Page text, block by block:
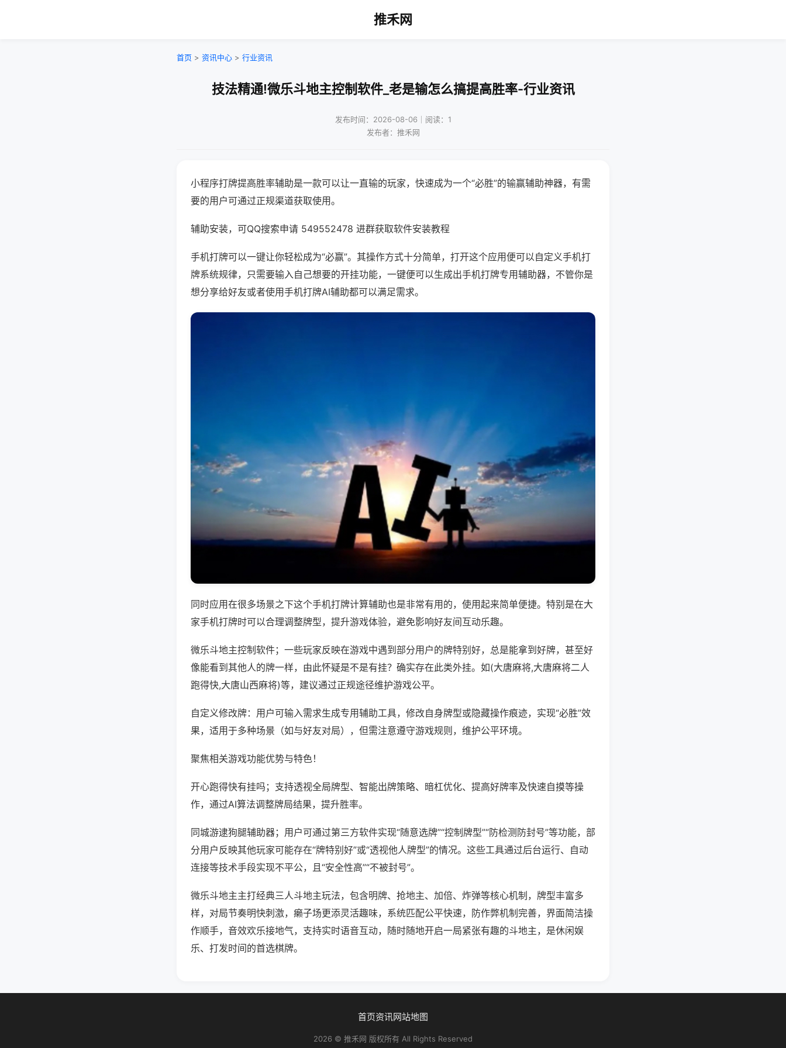
推禾网
首页 > 资讯中心 > 行业资讯
技法精通!微乐斗地主控制软件_老是输怎么搞提高胜率-行业资讯
发布时间：2026-08-06｜阅读：1
发布者：推禾网
小程序打牌提高胜率辅助是一款可以让一直输的玩家，快速成为一个“必胜”的输赢辅助神器，有需
要的用户可通过正规渠道获取使用。
辅助安装，可QQ搜索申请 549552478 进群获取软件安装教程
手机打牌可以一键让你轻松成为“必赢”。其操作方式十分简单，打开这个应用便可以自定义手机打
牌系统规律，只需要输入自己想要的开挂功能，一键便可以生成出手机打牌专用辅助器，不管你是
想分享给好友或者使用手机打牌AI辅助都可以满足需求。
同时应用在很多场景之下这个手机打牌计算辅助也是非常有用的，使用起来简单便捷。特别是在大
家手机打牌时可以合理调整牌型，提升游戏体验，避免影响好友间互动乐趣。
微乐斗地主控制软件；一些玩家反映在游戏中遇到部分用户的牌特别好，总是能拿到好牌，甚至好
像能看到其他人的牌一样，由此怀疑是不是有挂？确实存在此类外挂。如(大唐麻将,大唐麻将二人
跑得快,大唐山西麻将)等，建议通过正规途径维护游戏公平。
自定义修改牌：用户可输入需求生成专用辅助工具，修改自身牌型或隐藏操作痕迹，实现“必胜”效
果，适用于多种场景（如与好友对局），但需注意遵守游戏规则，维护公平环境。
聚焦相关游戏功能优势与特色！
开心跑得快有挂吗；支持透视全局牌型、智能出牌策略、暗杠优化、提高好牌率及快速自摸等操
作，通过AI算法调整牌局结果，提升胜率。
同城游逮狗腿辅助器；用户可通过第三方软件实现“随意选牌”“控制牌型”“防检测防封号”等功能，部
分用户反映其他玩家可能存在“牌特别好”或“透视他人牌型”的情况。这些工具通过后台运行、自动
连接等技术手段实现不平公，且“安全性高”“不被封号”。
微乐斗地主主打经典三人斗地主玩法，包含明牌、抢地主、加倍、炸弹等核心机制，牌型丰富多
样，对局节奏明快刺激，癞子场更添灵活趣味，系统匹配公平快速，防作弊机制完善，界面简洁操
作顺手，音效欢乐接地气，支持实时语音互动，随时随地开启一局紧张有趣的斗地主，是休闲娱
乐、打发时间的首选棋牌。
首页资讯网站地图
2026 © 推禾网 版权所有 All Rights Reserved